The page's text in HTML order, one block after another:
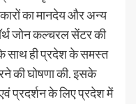
का मानदेय और अन्य
जोन कल्चरल सेंटर की
साथ ही प्रदेश के समस्त
की घोषणा की. इसके
प्रदर्शन के लिए प्रदेश में